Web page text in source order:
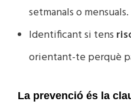
setmanals o mensuals.
Identificant si tens
orientant-te perquè
La prevenció és la